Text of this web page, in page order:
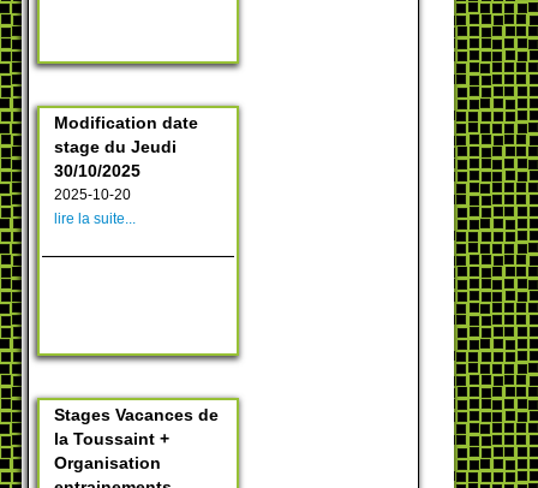
Modification date
stage du Jeudi
30/10/2025
2025-10-20
lire la suite...
Stages Vacances de
la Toussaint +
Organisation